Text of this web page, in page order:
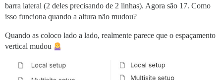
barra lateral (2 deles precisando de 2 linhas). Agora são 17. Como
isso funciona quando a altura não mudou?
Quando as coloco lado a lado, realmente parece que o espaçamento
vertical mudou